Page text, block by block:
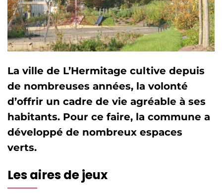
La ville de L’Hermitage cultive depuis
de nombreuses années, la volonté
d’offrir un cadre de vie agréable à ses
habitants. Pour ce faire, la commune a
développé de nombreux espaces
verts.
Les aires de jeux